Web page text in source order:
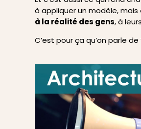
à appliquer un modèle, mais
à la réalité des gens, à
C’est pour ça qu’on parle de